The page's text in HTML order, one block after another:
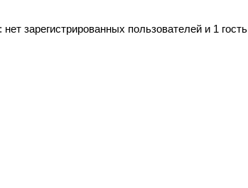
зарегистрированных пользователей и 1 гость